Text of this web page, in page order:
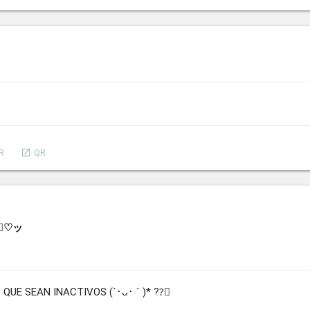
launch QR
ッ
SEAN INACTIVOS (´･ᴗ･ ` )* ??⃢